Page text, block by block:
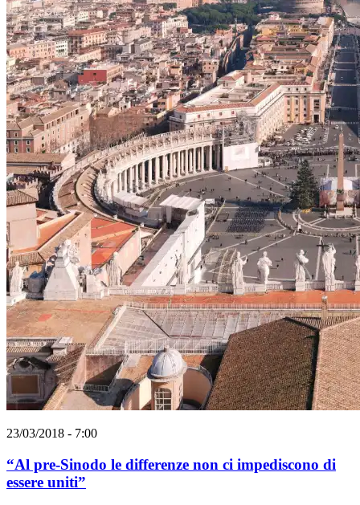
23/03/2018 - 7:00
“Al pre-Sinodo le differenze non ci impediscono di
essere uniti”